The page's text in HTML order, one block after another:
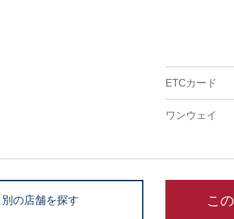
ETCカード
ワンウェイ
別の店舗を探す こ